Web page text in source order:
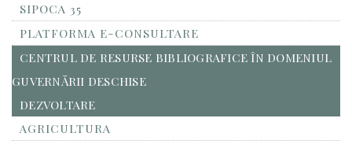
SIPOCA 35
PLATFORMA E-CONSULTARE
CENTRUL DE RESURSE BIBLIOGRAFICE ÎN DOMENIUL
GUVERNĂRII DESCHISE
DEZVOLTARE
AGRICULTURA